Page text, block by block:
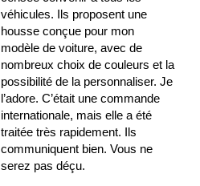
véhicules. Ils proposent une
housse conçue pour mon
modèle de voiture, avec de
nombreux choix de couleurs et la
possibilité de la personnaliser. Je
l’adore. C’était une commande
internationale, mais elle a été
traitée très rapidement. Ils
communiquent bien. Vous ne
serez pas déçu.